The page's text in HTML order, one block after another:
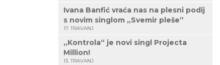
Ivana Banfić vraća nas na plesni podij
s novim singlom „Svemir pleše”
17. TRAVANJ
„Kontrola“ je novi singl Projecta
Million!
13. TRAVANJ